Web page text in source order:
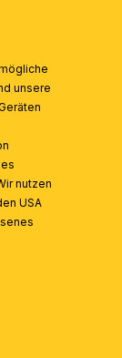
unsere
nutzen
USA